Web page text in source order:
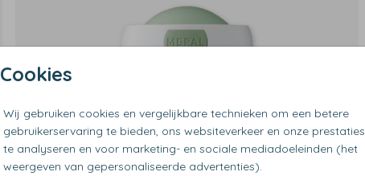
Cookies
Wij gebruiken cookies en vergelijkbare technieken om een betere
gebruikerservaring te bieden, ons websiteverkeer en onze prestaties
te analyseren en voor marketing- en sociale mediadoeleinden (het
weergeven van gepersonaliseerde advertenties).